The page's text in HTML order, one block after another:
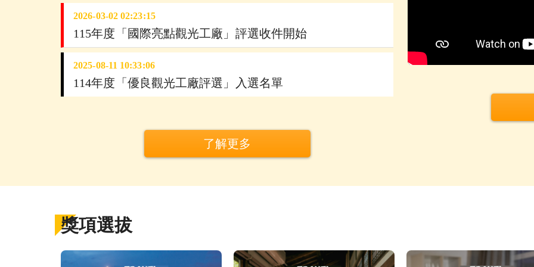
2026-03-02 02:23:15
115年度「國際亮點觀光工廠」評選收件開始
2025-08-11 10:33:06
114年度「優良觀光工廠評選」入選名單
了解更多
獎項選拔